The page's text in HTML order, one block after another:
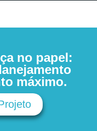
no papel:
máximo.